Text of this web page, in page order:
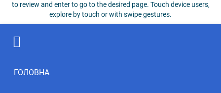
to review and enter to go to the desired page. Touch device users,
explore by touch or with swipe gestures.
ГОЛОВНА